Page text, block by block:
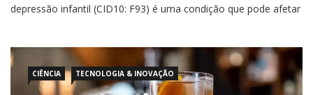
depressão infantil (CID10: F93) é uma condição que pode afetar
CIÊNCIA TECNOLOGIA & INOVAÇÃO